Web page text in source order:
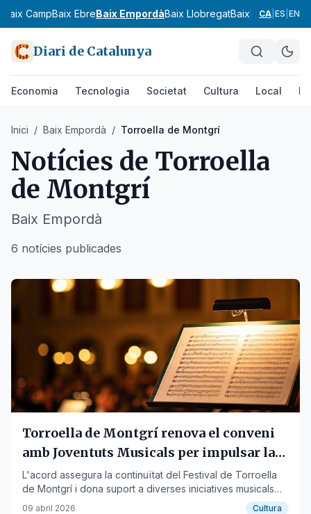
Baix CampBaix EbreBaix EmpordàBaix LlobregatBaix Penedès
CA ES EN
Diari de Catalunya
Economia Tecnologia Societat Cultura Local
Inici / Baix Empordà / Torroella de Montgrí
Notícies de Torroella
de Montgrí
Baix Empordà
6 notícies publicades
Torroella de Montgrí renova el conveni
amb Joventuts Musicals per impulsar la
programació
L'acord assegura la continuïtat del Festival de Torroella
de Montgrí i dona suport a diverses iniciatives musicals
fins al 2026.
09 abril 2026 Cultura